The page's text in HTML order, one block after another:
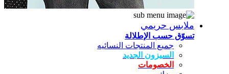
ملابس حريمي
تسوّق حسب الإطلالة
جميع المنتجات النسائيه
السيزون الجديد
الخصومات